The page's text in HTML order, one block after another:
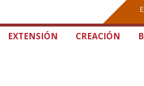
EXTENSIÓN CREACIÓN